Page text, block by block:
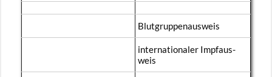
Blut­grup­pen­aus­weis
in­ter­na­tio­na­ler Impf­aus­
weis